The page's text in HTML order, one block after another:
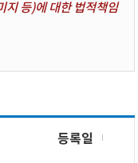
지 등)에 대한 법적책임
등록일